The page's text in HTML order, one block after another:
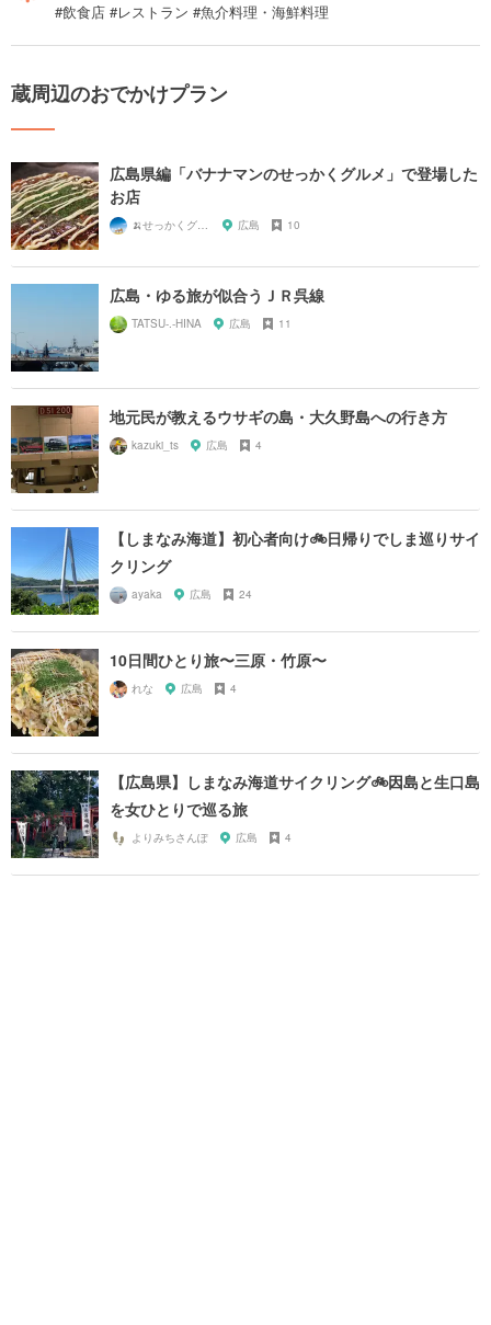
#飲食店 #レストラン #魚介料理・海鮮料理
蔵周辺のおでかけプラン
広島県編「バナナマンのせっかくグルメ」で登場した
お店
🍌せっかくグルメまにあ🍌 広島 10
広島・ゆる旅が似合うＪＲ呉線
TATSU-.-HINA 広島 11
地元民が教えるウサギの島・大久野島への行き方
kazuki_ts 広島 4
【しまなみ海道】初心者向け🚲日帰りでしま巡りサイ
クリング
ayaka 広島 24
10日間ひとり旅〜三原・竹原〜
れな 広島 4
【広島県】しまなみ海道サイクリング🚲因島と生口島
を女ひとりで巡る旅
よりみちさんぽ 広島 4